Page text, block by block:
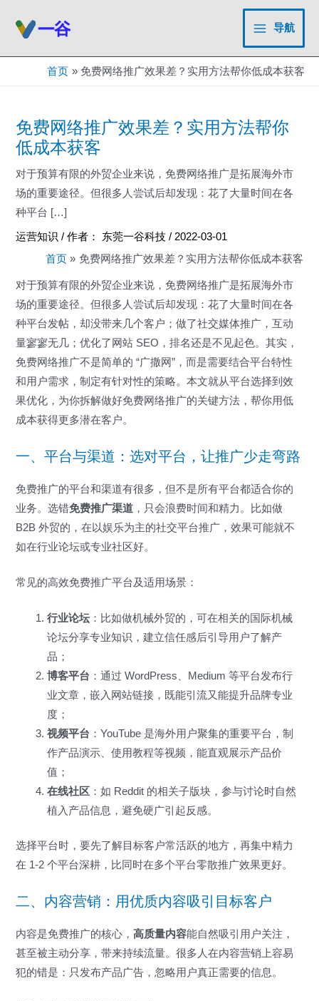
Main
Menu
导航
首页 免费网络推广效果差？实用方法帮你低成本获客
免费网络推广效果差？实用方法帮你
低成本获客
对于预算有限的外贸企业来说，免费网络推广是拓展海外市
场的重要途径。但很多人尝试后却发现：花了大量时间在各
种平台 […]
运营知识 / 作者： 东莞一谷科技/ 2022-03-01
首页
免费网络推广效果差？实用方法帮你低成本获客
对于预算有限的外贸企业来说，免费网络推广是拓展海外市
场的重要途径。但很多人尝试后却发现：花了大量时间在各
种平台发帖，却没带来几个客户；做了社交媒体推广，互动
量寥寥无几；优化了网站 SEO，排名还是不见起色。其实，
免费网络推广不是简单的 “广撒网”，而是需要结合平台特性
和用户需求，制定有针对性的策略。本文就从平台选择到效
果优化，为你拆解做好免费网络推广的关键方法，帮你用低
成本获得更多潜在客户。
一、平台与渠道：选对平台，让推广少走弯路
免费推广的平台和渠道有很多，但不是所有平台都适合你的
业务。选错免费推广渠道 ，只会浪费时间和精力。比如做
B2B 外贸的，在以娱乐为主的社交平台推广，效果可能就不
如在行业论坛或专业社区好。
常见的高效免费推广平台及适用场景：
行业论坛 ：比如做机械外贸的，可在相关的国际机械
论坛分享专业知识，建立信任感后引导用户了解产
品；
博客平台 ：通过 WordPress、Medium 等平台发布行
业文章，嵌入网站链接，既能引流又能提升品牌专业
度；
视频平台 ：YouTube 是海外用户聚集的重要平台，制
作产品演示、使用教程等视频，能直观展示产品价
值；
在线社区 ：如 Reddit 的相关子版块，参与讨论时自然
植入产品信息，避免硬广引起反感。
选择平台时，要先了解目标客户常活跃的地方，再集中精力
在 1-2 个平台深耕，比同时在多个平台零散推广效果更好。
二、内容营销：用优质内容吸引目标客户
内容是免费推广的核心，高质量内容能自然吸引用户关注，
甚至被主动分享，带来持续流量。很多人在内容营销上容易
犯的错是：只发布产品广告，忽略用户真正需要的信息。